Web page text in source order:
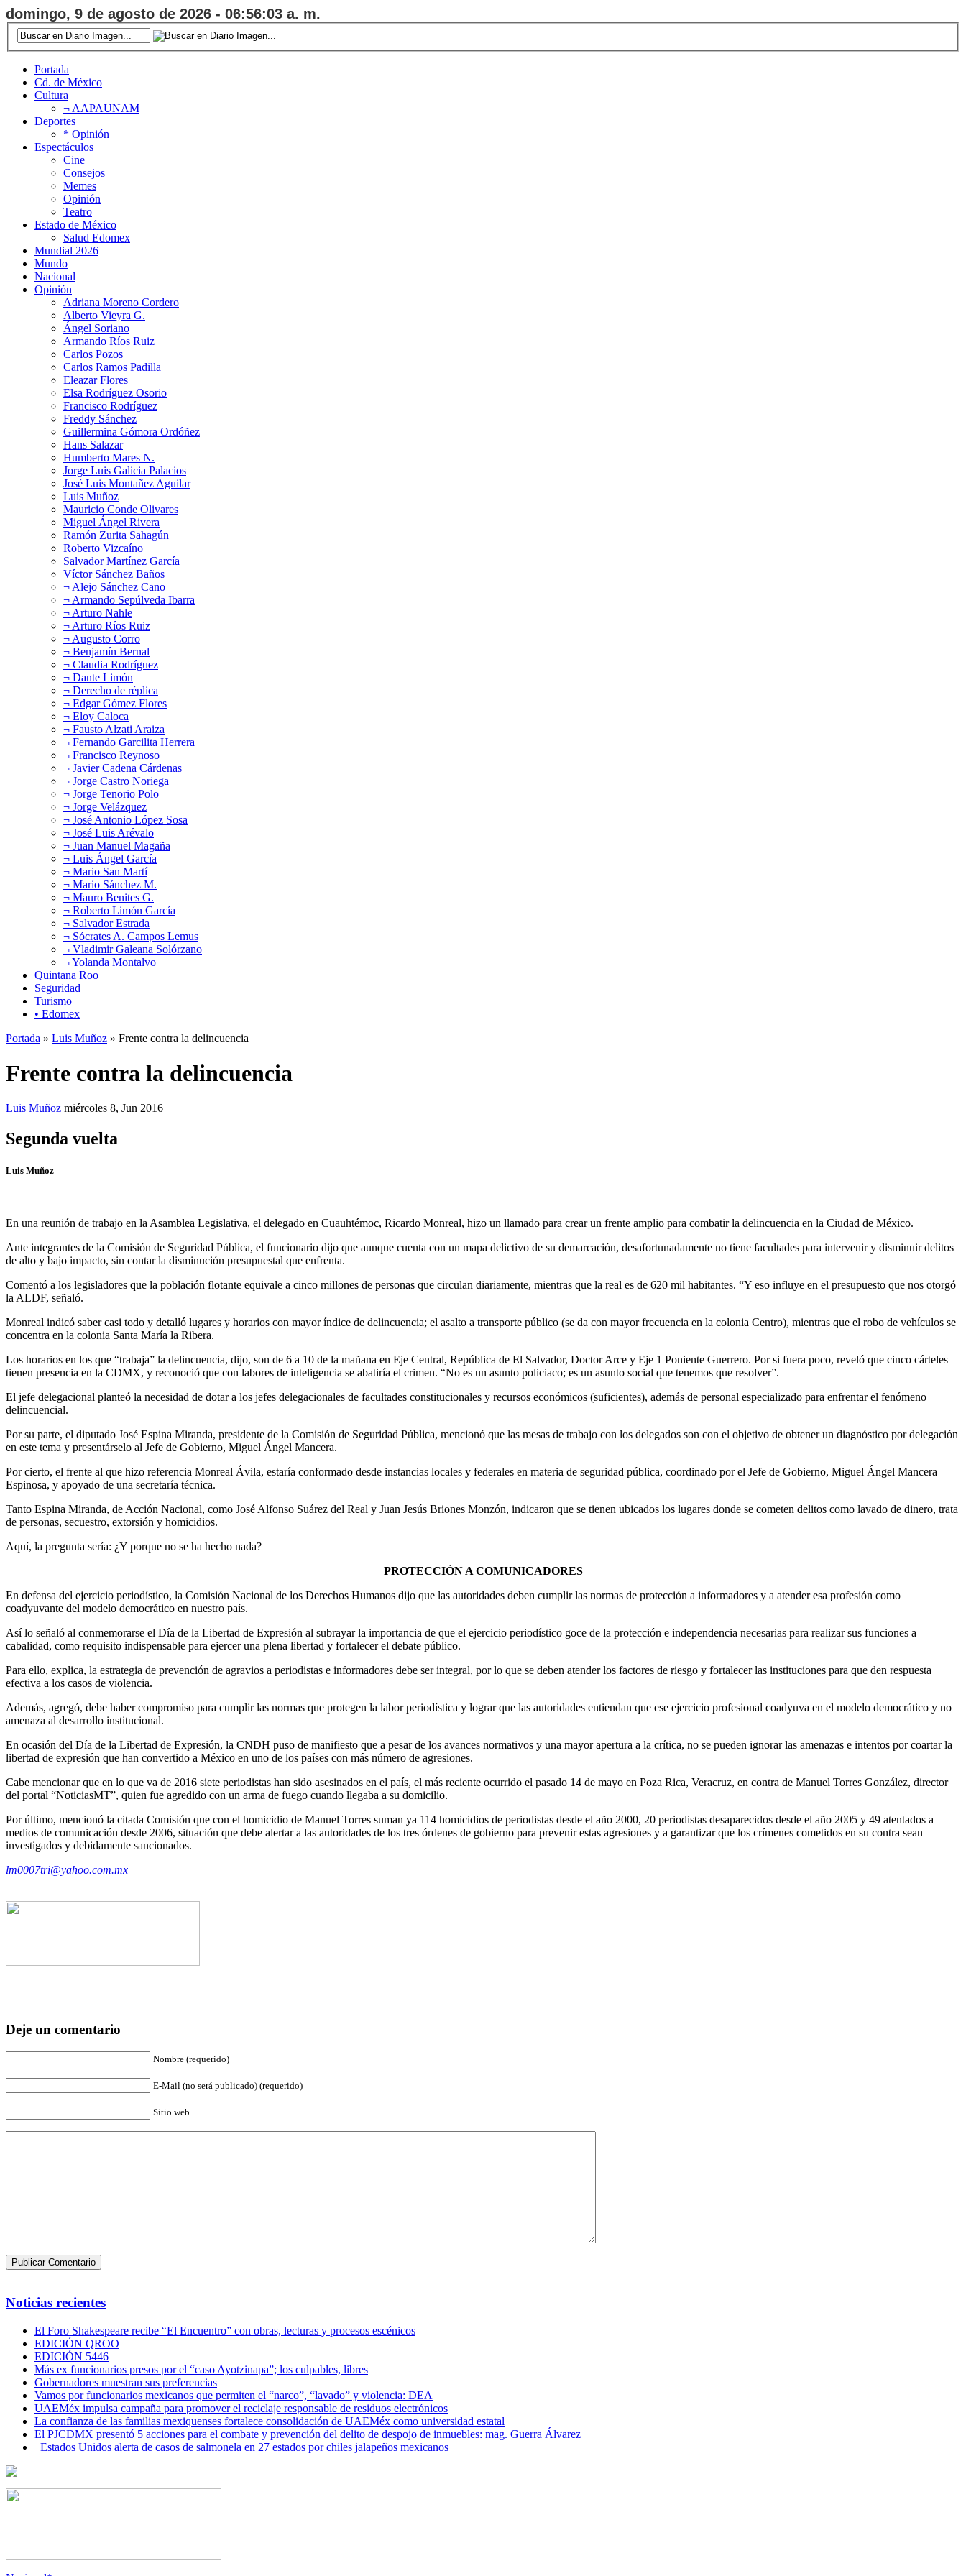
domingo, 9 de agosto de 2026 - 06:56:04 a. m.
Portada
Cd. de México
Cultura
¬ AAPAUNAM
Deportes
* Opinión
Espectáculos
Cine
Consejos
Memes
Opinión
Teatro
Estado de México
Salud Edomex
Mundial 2026
Mundo
Nacional
Opinión
Adriana Moreno Cordero
Alberto Vieyra G.
Ángel Soriano
Armando Ríos Ruiz
Carlos Pozos
Carlos Ramos Padilla
Eleazar Flores
Elsa Rodríguez Osorio
Francisco Rodríguez
Freddy Sánchez
Guillermina Gómora Ordóñez
Hans Salazar
Humberto Mares N.
Jorge Luis Galicia Palacios
José Luis Montañez Aguilar
Luis Muñoz
Mauricio Conde Olivares
Miguel Ángel Rivera
Ramón Zurita Sahagún
Roberto Vizcaíno
Salvador Martínez García
Víctor Sánchez Baños
¬ Alejo Sánchez Cano
¬ Armando Sepúlveda Ibarra
¬ Arturo Nahle
¬ Arturo Ríos Ruiz
¬ Augusto Corro
¬ Benjamín Bernal
¬ Claudia Rodríguez
¬ Dante Limón
¬ Derecho de réplica
¬ Edgar Gómez Flores
¬ Eloy Caloca
¬ Fausto Alzati Araiza
¬ Fernando Garcilita Herrera
¬ Francisco Reynoso
¬ Javier Cadena Cárdenas
¬ Jorge Castro Noriega
¬ Jorge Tenorio Polo
¬ Jorge Velázquez
¬ José Antonio López Sosa
¬ José Luis Arévalo
¬ Juan Manuel Magaña
¬ Luis Ángel García
¬ Mario San Martí
¬ Mario Sánchez M.
¬ Mauro Benites G.
¬ Roberto Limón García
¬ Salvador Estrada
¬ Sócrates A. Campos Lemus
¬ Vladimir Galeana Solórzano
¬ Yolanda Montalvo
Quintana Roo
Seguridad
Turismo
• Edomex
Portada » Luis Muñoz » Frente contra la delincuencia
Frente contra la delincuencia
Luis Muñoz miércoles 8, Jun 2016
Segunda vuelta
Luis Muñoz
En una reunión de trabajo en la Asamblea Legislativa, el delegado en Cuauhtémoc, Ricardo Monreal, hizo un llamado para crear un frente amplio para combatir la delincuencia en la Ciudad de México.
Ante integrantes de la Comisión de Seguridad Pública, el funcionario dijo que aunque cuenta con un mapa delictivo de su demarcación, desafortunadamente no tiene facultades para intervenir y disminuir delitos
de alto y bajo impacto, sin contar la disminución presupuestal que enfrenta.
Comentó a los legisladores que la población flotante equivale a cinco millones de personas que circulan diariamente, mientras que la real es de 620 mil habitantes. “Y eso influye en el presupuesto que nos otorgó
la ALDF, señaló.
Monreal indicó saber casi todo y detalló lugares y horarios con mayor índice de delincuencia; el asalto a transporte público (se da con mayor frecuencia en la colonia Centro), mientras que el robo de vehículos se
concentra en la colonia Santa María la Ribera.
Los horarios en los que “trabaja” la delincuencia, dijo, son de 6 a 10 de la mañana en Eje Central, República de El Salvador, Doctor Arce y Eje 1 Poniente Guerrero. Por si fuera poco, reveló que cinco cárteles
tienen presencia en la CDMX, y reconoció que con labores de inteligencia se abatiría el crimen. “No es un asunto policiaco; es un asunto social que tenemos que resolver”.
El jefe delegacional planteó la necesidad de dotar a los jefes delegacionales de facultades constitucionales y recursos económicos (suficientes), además de personal especializado para enfrentar el fenómeno
delincuencial.
Por su parte, el diputado José Espina Miranda, presidente de la Comisión de Seguridad Pública, mencionó que las mesas de trabajo con los delegados son con el objetivo de obtener un diagnóstico por delegación
en este tema y presentárselo al Jefe de Gobierno, Miguel Ángel Mancera.
Por cierto, el frente al que hizo referencia Monreal Ávila, estaría conformado desde instancias locales y federales en materia de seguridad pública, coordinado por el Jefe de Gobierno, Miguel Ángel Mancera
Espinosa, y apoyado de una secretaría técnica.
Tanto Espina Miranda, de Acción Nacional, como José Alfonso Suárez del Real y Juan Jesús Briones Monzón, indicaron que se tienen ubicados los lugares donde se cometen delitos como lavado de dinero, trata
de personas, secuestro, extorsión y homicidios.
Aquí, la pregunta sería: ¿Y porque no se ha hecho nada?
PROTECCIÓN A COMUNICADORES
En defensa del ejercicio periodístico, la Comisión Nacional de los Derechos Humanos dijo que las autoridades deben cumplir las normas de protección a informadores y a atender esa profesión como
coadyuvante del modelo democrático en nuestro país.
Así lo señaló al conmemorarse el Día de la Libertad de Expresión al subrayar la importancia de que el ejercicio periodístico goce de la protección e independencia necesarias para realizar sus funciones a
cabalidad, como requisito indispensable para ejercer una plena libertad y fortalecer el debate público.
Para ello, explica, la estrategia de prevención de agravios a periodistas e informadores debe ser integral, por lo que se deben atender los factores de riesgo y fortalecer las instituciones para que den respuesta
efectiva a los casos de violencia.
Además, agregó, debe haber compromiso para cumplir las normas que protegen la labor periodística y lograr que las autoridades entiendan que ese ejercicio profesional coadyuva en el modelo democrático y no
amenaza al desarrollo institucional.
En ocasión del Día de la Libertad de Expresión, la CNDH puso de manifiesto que a pesar de los avances normativos y una mayor apertura a la crítica, no se pueden ignorar las amenazas e intentos por coartar la
libertad de expresión que han convertido a México en uno de los países con más número de agresiones.
Cabe mencionar que en lo que va de 2016 siete periodistas han sido asesinados en el país, el más reciente ocurrido el pasado 14 de mayo en Poza Rica, Veracruz, en contra de Manuel Torres González, director
del portal “NoticiasMT”, quien fue agredido con un arma de fuego cuando llegaba a su domicilio.
Por último, mencionó la citada Comisión que con el homicidio de Manuel Torres suman ya 114 homicidios de periodistas desde el año 2000, 20 periodistas desaparecidos desde el año 2005 y 49 atentados a
medios de comunicación desde 2006, situación que debe alertar a las autoridades de los tres órdenes de gobierno para prevenir estas agresiones y a garantizar que los crímenes cometidos en su contra sean
investigados y debidamente sancionados.
lm0007tri@yahoo.com.mx
Deje un comentario
Nombre (requerido)
E-Mail (no será publicado) (requerido)
Sitio web
Noticias recientes
El Foro Shakespeare recibe “El Encuentro” con obras, lecturas y procesos escénicos
EDICIÓN QROO
EDICIÓN 5446
Más ex funcionarios presos por el “caso Ayotzinapa”; los culpables, libres
Gobernadores muestran sus preferencias
Vamos por funcionarios mexicanos que permiten el “narco”, “lavado” y violencia: DEA
UAEMéx impulsa campaña para promover el reciclaje responsable de residuos electrónicos
La confianza de las familias mexiquenses fortalece consolidación de UAEMéx como universidad estatal
El PJCDMX presentó 5 acciones para el combate y prevención del delito de despojo de inmuebles: mag. Guerra Álvarez
Estados Unidos alerta de casos de salmonela en 27 estados por chiles jalapeños mexicanos